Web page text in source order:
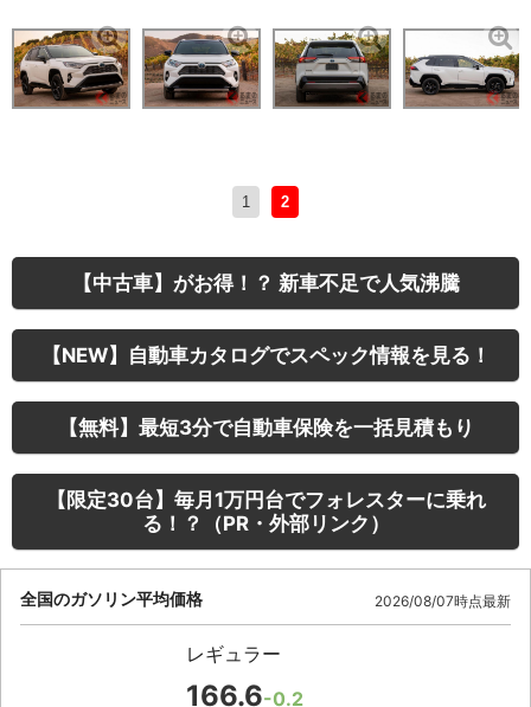
1 2
【中古車】がお得！？ 新車不足で人気沸騰
【NEW】自動車カタログでスペック情報を見る！
【無料】最短3分で自動車保険を一括見積もり
【限定30台】毎月1万円台でフォレスターに乗れ
る！？（PR・外部リンク）
全国のガソリン平均価格 2026/08/07時点最新
レギュラー
166.6-0.2